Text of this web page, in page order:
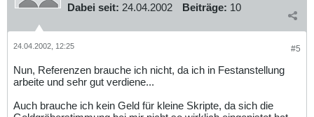
Dabei seit: 24.04.2002 Beiträge: 10
#5
24.04.2002, 12:25
Nun, Referenzen brauche ich nicht, da ich in Festanstellung
arbeite und sehr gut verdiene...
Auch brauche ich kein Geld für kleine Skripte, da sich die